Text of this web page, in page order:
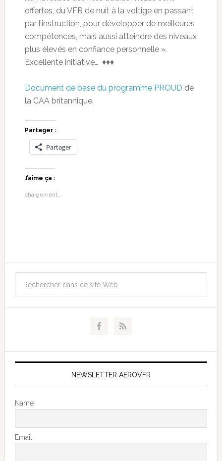
offertes, du VFR de nuit à la voltige en passant
par l’instruction, pour développer de meilleures
compétences, mais aussi atteindre des niveaux
plus élevés en confiance personnelle ».
Excellente initiative… ♦♦♦
Document de base du programme PROUD de
la CAA britannique.
Partager :
Partager
J’aime ça :
chargement…
NEWSLETTER AEROVFR
Name
Email